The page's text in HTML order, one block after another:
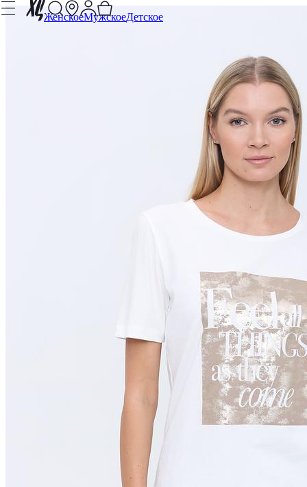
ЖенскоеМужскоеДетское